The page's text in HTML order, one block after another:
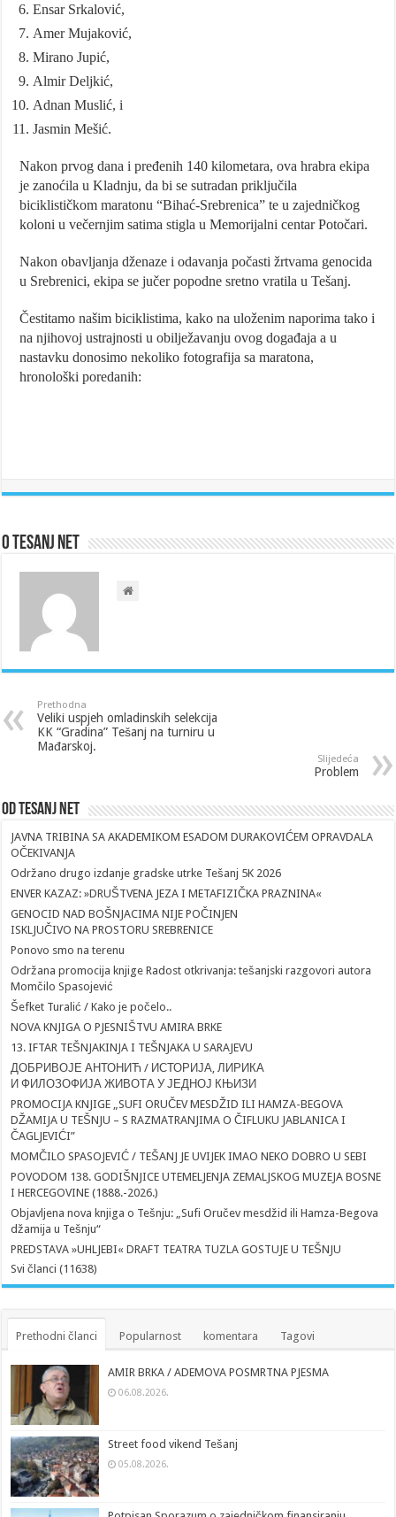
Ensar Srkalović,
Amer Mujaković,
Mirano Jupić,
Almir Deljkić,
Adnan Muslić, i
Jasmin Mešić.
Nakon prvog dana i pređenih 140 kilometara, ova hrabra ekipa
je zanoćila u Kladnju, da bi se sutradan priključila
biciklističkom maratonu “Bihać-Srebrenica” te u zajedničkog
koloni u večernjim satima stigla u Memorijalni centar Potočari.
Nakon obavljanja dženaze i odavanja počasti žrtvama genocida
u Srebrenici, ekipa se jučer popodne sretno vratila u Tešanj.
Čestitamo našim biciklistima, kako na uloženim naporima tako i
na njihovoj ustrajnosti u obilježavanju ovog događaja a u
nastavku donosimo nekoliko fotografija sa maratona,
hronološki poredanih:
O Tesanj Net
Prethodna
Veliki uspjeh omladinskih selekcija
KK “Gradina” Tešanj na turniru u
Mađarskoj.
Slijedeća
Problem
Od Tesanj Net
JAVNA TRIBINA SA AKADEMIKOM ESADOM DURAKOVIĆEM OPRAVDALA
OČEKIVANJA
Održano drugo izdanje gradske utrke Tešanj 5K 2026
ENVER KAZAZ: »DRUŠTVENA JEZA I METAFIZIČKA PRAZNINA«
GENOCID NAD BOŠNJACIMA NIJE POČINJEN
ISKLJUČIVO NA PROSTORU SREBRENICE
Ponovo smo na terenu
Održana promocija knjige Radost otkrivanja: tešanjski razgovori autora
Momčilo Spasojević
Šefket Turalić / Kako je počelo..
NOVA KNJIGA O PJESNIŠTVU AMIRA BRKE
13. IFTAR TEŠNJAKINJA I TEŠNJAKA U SARAJEVU
ДОБРИВОЈЕ АНТОНИЋ / ИСТОРИЈА, ЛИРИКА
И ФИЛОЗОФИЈА ЖИВОТА У ЈЕДНОЈ КЊИЗИ
PROMOCIJA KNJIGE „SUFI ORUČEV MESDŽID ILI HAMZA-BEGOVA
DŽAMIJA U TEŠNJU – S RAZMATRANJIMA O ČIFLUKU JABLANICA I
ČAGLJEVIĆI”
MOMČILO SPASOJEVIĆ / TEŠANJ JE UVIJEK IMAO NEKO DOBRO U SEBI
POVODOM 138. GODIŠNJICE UTEMELJENJA ZEMALJSKOG MUZEJA BOSNE
I HERCEGOVINE (1888.-2026.)
Objavljena nova knjiga o Tešnju: „Sufi Oručev mesdžid ili Hamza-Begova
džamija u Tešnju“
PREDSTAVA »UHLJEBI« DRAFT TEATRA TUZLA GOSTUJE U TEŠNJU
Svi članci (11638)
Prethodni članci Popularnost komentara Tagovi
AMIR BRKA / ADEMOVA POSMRTNA PJESMA
06.08.2026.
Street food vikend Tešanj
05.08.2026.